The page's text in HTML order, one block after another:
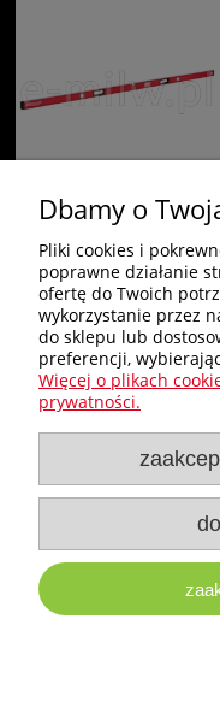
e-milw.pl
- Platforma
Milwaukee
Dbamy o
Pliki cookies i
poprawne działanie
ofertę do Twoich
wykorzystanie przez
do sklepu lub
preferencji,
Więcej o plikach
prywatności.